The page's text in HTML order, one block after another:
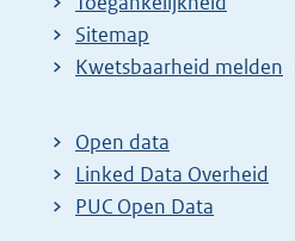
Sitemap
E
t
e
r
Kwetsbaarheid melden
Open data
Linked Data Overheid
PUC Open Data